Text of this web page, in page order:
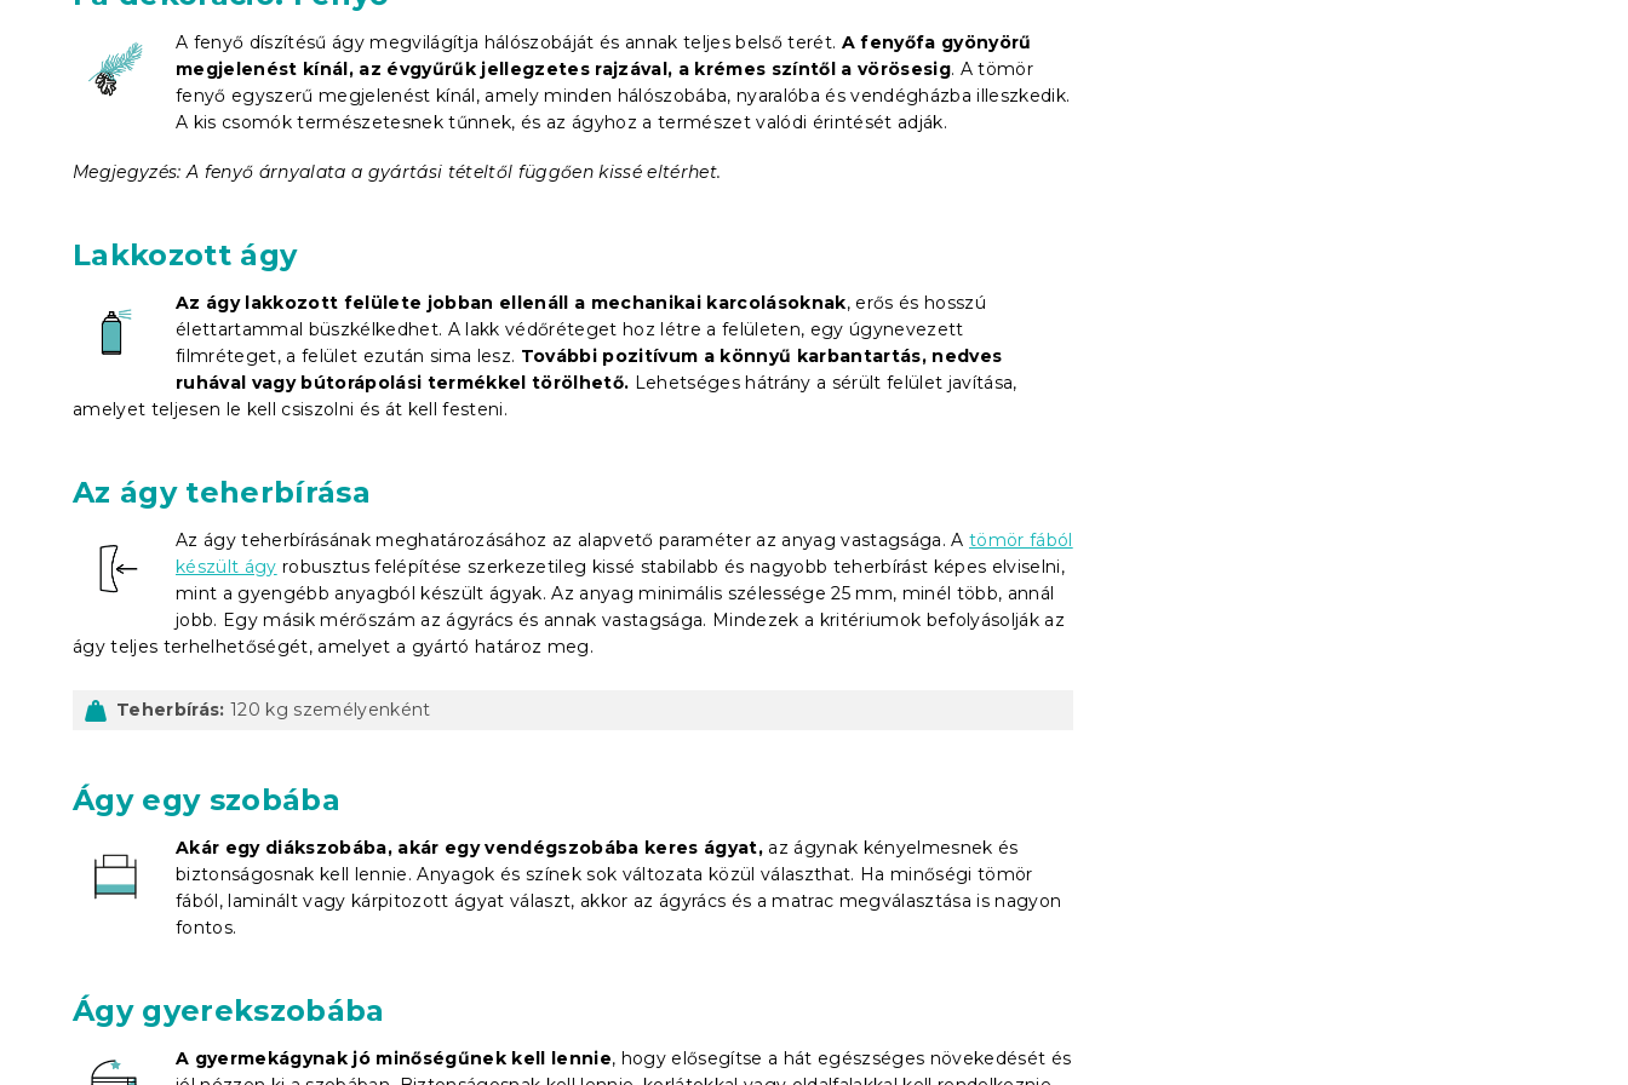
A fenyő díszítésű ágy megvilágítja hálószobáját és annak teljes belső terét. A fenyőfa gyönyörű
megjelenést kínál, az évgyűrűk jellegzetes rajzával, a krémes színtől a vörösesig. A tömör
fenyő egyszerű megjelenést kínál, amely minden hálószobába, nyaralóba és vendégházba illeszkedik.
A kis csomók természetesnek tűnnek, és az ágyhoz a természet valódi érintését adják.
Megjegyzés: A fenyő árnyalata a gyártási tételtől függően kissé eltérhet.
Lakkozott ágy
Az ágy lakkozott felülete jobban ellenáll a mechanikai karcolásoknak, erős és hosszú
élettartammal büszkélkedhet. A lakk védőréteget hoz létre a felületen, egy úgynevezett
filmréteget, a felület ezután sima lesz. További pozitívum a könnyű karbantartás, nedves
ruhával vagy bútorápolási termékkel törölhető. Lehetséges hátrány a sérült felület javítása,
amelyet teljesen le kell csiszolni és át kell festeni.
Az ágy teherbírása
Az ágy teherbírásának meghatározásához az alapvető paraméter az anyag vastagsága. Atömör fából
készült ágy robusztus felépítése szerkezetileg kissé stabilabb és nagyobb teherbírást képes elviselni,
mint a gyengébb anyagból készült ágyak. Az anyag minimális szélessége 25 mm, minél több, annál
jobb. Egy másik mérőszám az ágyrács és annak vastagsága. Mindezek a kritériumok befolyásolják az
ágy teljes terhelhetőségét, amelyet a gyártó határoz meg.
Teherbírás: 120 kg személyenként
Ágy egy szobába
Akár egy diákszobába, akár egy vendégszobába keres ágyat, az ágynak kényelmesnek és
biztonságosnak kell lennie. Anyagok és színek sok változata közül választhat. Ha minőségi tömör
fából, laminált vagy kárpitozott ágyat választ, akkor az ágyrács és a matrac megválasztása is nagyon
fontos.
Ágy gyerekszobába
A gyermekágynak jó minőségűnek kell lennie, hogy elősegítse a hát egészséges növekedését és